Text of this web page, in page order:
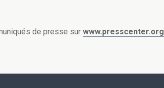
de presse sur www.presscenter.org